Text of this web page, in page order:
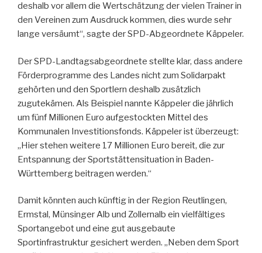
deshalb vor allem die Wertschätzung der vielen Trainer in
den Vereinen zum Ausdruck kommen, dies wurde sehr
lange versäumt“, sagte der SPD-Abgeordnete Käppeler.
Der SPD-Landtagsabgeordnete stellte klar, dass andere
Förderprogramme des Landes nicht zum Solidarpakt
gehörten und den Sportlern deshalb zusätzlich
zugutekämen. Als Beispiel nannte Käppeler die jährlich
um fünf Millionen Euro aufgestockten Mittel des
Kommunalen Investitionsfonds. Käppeler ist überzeugt:
„Hier stehen weitere 17 Millionen Euro bereit, die zur
Entspannung der Sportstättensituation in Baden-
Württemberg beitragen werden.“
Damit könnten auch künftig in der Region Reutlingen,
Ermstal, Münsinger Alb und Zollernalb ein vielfältiges
Sportangebot und eine gut ausgebaute
Sportinfrastruktur gesichert werden. „Neben dem Sport